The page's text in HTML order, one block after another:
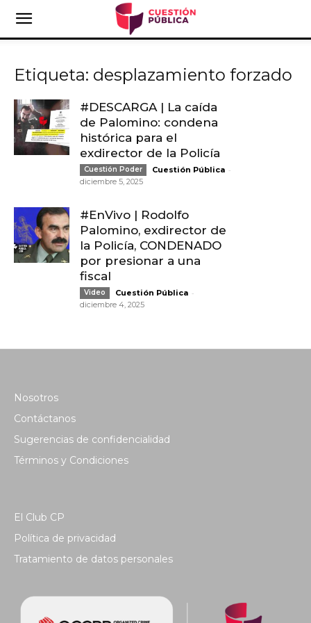
Etiqueta: desplazamiento forzado
#DESCARGA | La caída
de Palomino: condena
histórica para el
exdirector de la Policía
Cuestión Poder Cuestión Pública -
diciembre 5, 2025
#EnVivo | Rodolfo
Palomino, exdirector de
la Policía, CONDENADO
por presionar a una
fiscal
Video Cuestión Pública -
diciembre 4, 2025
Nosotros
Contáctanos
Sugerencias de confidencialidad
Términos y Condiciones
El Club CP
Política de privacidad
Tratamiento de datos personales